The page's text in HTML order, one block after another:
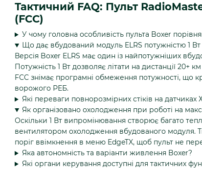
Тактичний FAQ: Пульт
(FCC)
У чому головна особливість пульта Boxer
Що дає вбудований модуль ELRS потужністю 1 Вт
Версія Boxer ELRS має один із найпотужніших
Потужність 1 Вт дозволяє літати на дистанції 20+
FCC знімає програмні обмеження потужності, що
ворожого РЕБ.
Які переваги повнорозмірних стіків на датчиках
Як організовано охолодження при роботі на
Оскільки 1 Вт випромінювання створює багато
вентилятором охолодження вбудованого
поріг ввімкнення в меню EdgeTX, щоб пульт не
Яка автономність та варіанти живлення Boxer?
Які органи керування доступні для тактичних